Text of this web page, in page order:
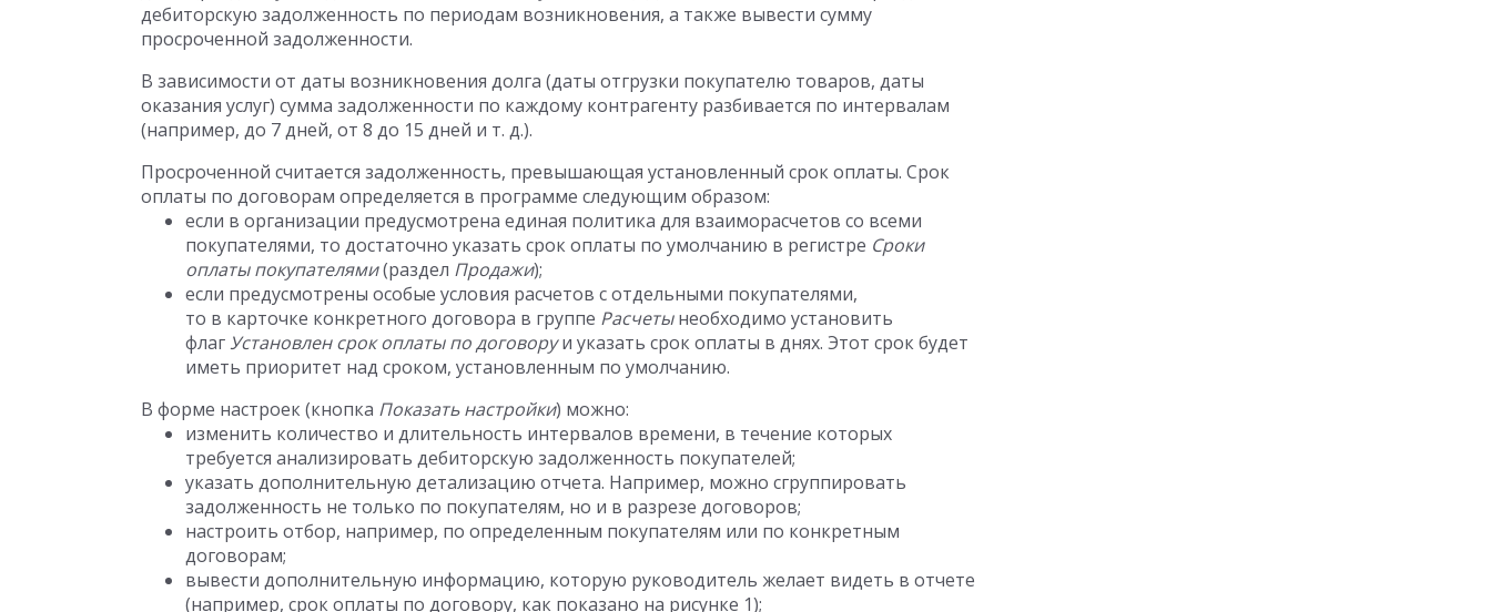
дебиторскую задолженность по периодам возникновения, а также вывести сумму
просроченной задолженности.
В зависимости от даты возникновения долга (даты отгрузки покупателю товаров, даты
оказания услуг) сумма задолженности по каждому контрагенту разбивается по интервалам
(например, до 7 дней, от 8 до 15 дней и т. д.).
Просроченной считается задолженность, превышающая установленный срок оплаты. Срок
оплаты по договорам определяется в программе следующим образом:
если в организации предусмотрена единая политика для взаиморасчетов со всеми
покупателями, то достаточно указать срок оплаты по умолчанию в регистре Сроки
оплаты покупателями(раздел Продажи);
если предусмотрены особые условия расчетов с отдельными покупателями,
то в карточке конкретного договора в группе Расчетынеобходимо установить
флагУстановлен срок оплаты по договоруи указать срок оплаты в днях. Этот срок будет
иметь приоритет над сроком, установленным по умолчанию.
В форме настроек (кнопка Показать настройки) можно:
изменить количество и длительность интервалов времени, в течение которых
требуется анализировать дебиторскую задолженность покупателей;
указать дополнительную детализацию отчета. Например, можно сгруппировать
задолженность не только по покупателям, но и в разрезе договоров;
настроить отбор, например, по определенным покупателям или по конкретным
договорам;
вывести дополнительную информацию, которую руководитель желает видеть в отчете
(например, срок оплаты по договору, как показано на рисунке 1);